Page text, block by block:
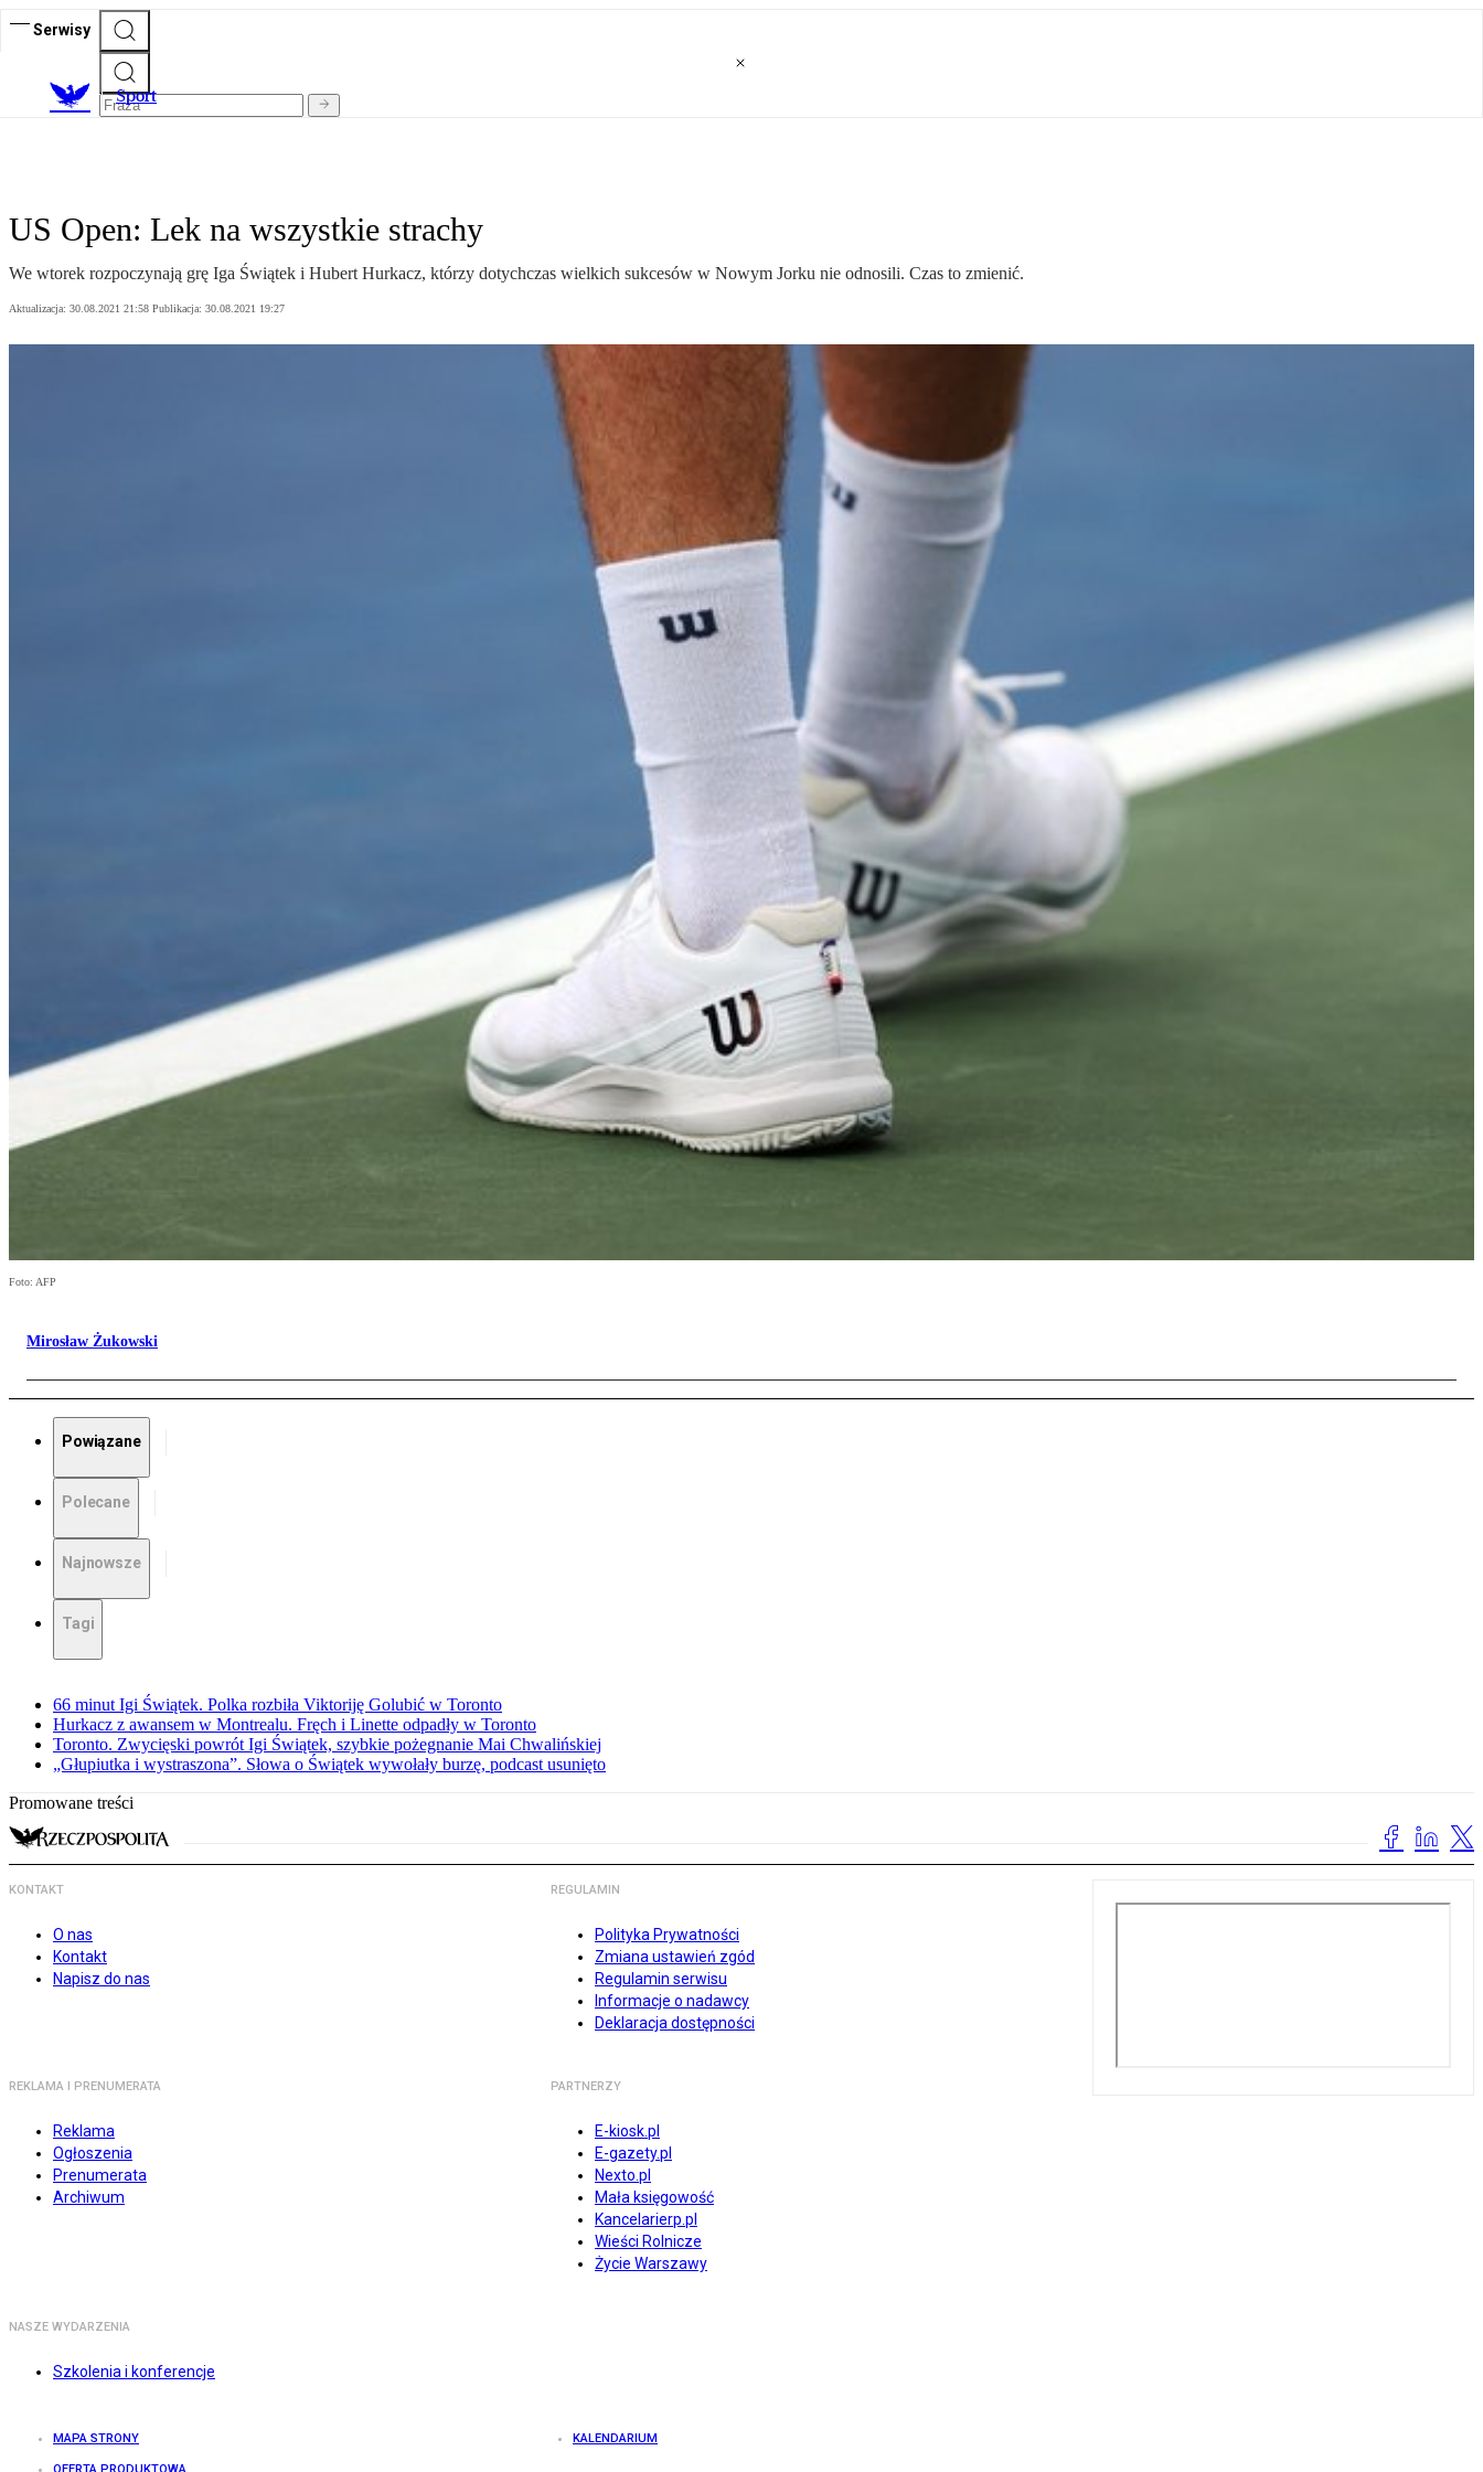
Serwisy
Sport
US Open: Lek na wszystkie strachy
We wtorek rozpoczynają grę Iga Świątek i Hubert Hurkacz, którzy dotychczas wielkich sukcesów w Nowym Jorku nie odnosili. Czas to zmienić.
Aktualizacja: 30.08.2021 21:58 Publikacja: 30.08.2021 19:27
Foto: AFP
Mirosław Żukowski
Powiązane
Polecane
Najnowsze
Tagi
66 minut Igi Świątek. Polka rozbiła Viktoriję Golubić w Toronto
Hurkacz z awansem w Montrealu. Fręch i Linette odpadły w Toronto
Toronto. Zwycięski powrót Igi Świątek, szybkie pożegnanie Mai Chwalińskiej
„Głupiutka i wystraszona”. Słowa o Świątek wywołały burzę, podcast usunięto
Promowane treści
KONTAKT
O nas
Kontakt
Napisz do nas
REGULAMIN
Polityka Prywatności
Zmiana ustawień zgód
Regulamin serwisu
Informacje o nadawcy
Deklaracja dostępności
REKLAMA I PRENUMERATA
Reklama
Ogłoszenia
Prenumerata
Archiwum
PARTNERZY
E-kiosk.pl
E-gazety.pl
Nexto.pl
Mała księgowość
Kancelarierp.pl
Wieści Rolnicze
Życie Warszawy
NASZE WYDARZENIA
Szkolenia i konferencje
MAPA STRONY KALENDARIUM